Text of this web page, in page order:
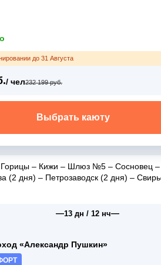
до 31 Августа
/ чел232 199 руб.
Выбрать каюту
Горицы – Кижи – Шлюз №5 – Сосновец –
(2 дня) – Петрозаводск (2 дня) –
—13 дн / 12 нч—
«Александр Пушкин»